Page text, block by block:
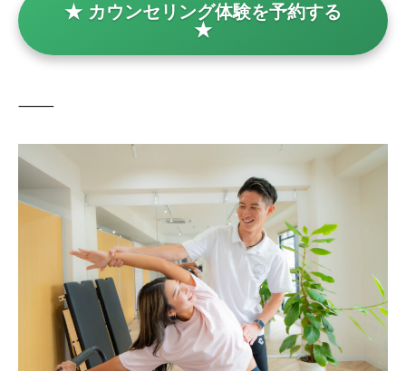
★ カウンセリング体験を予約する
★
⸻